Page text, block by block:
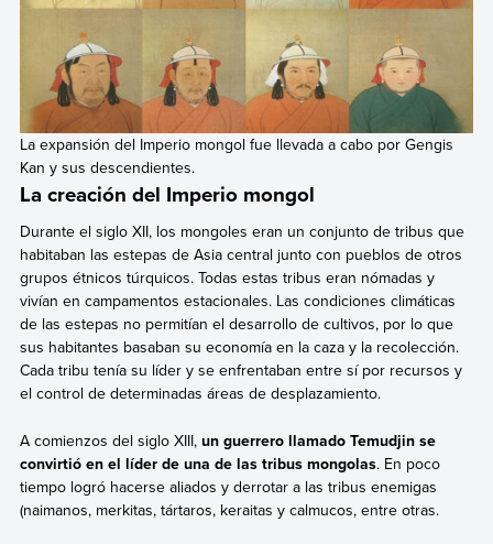
La expansión del Imperio mongol fue llevada a cabo por Gengis
Kan y sus descendientes.
La creación del Imperio mongol
Durante el siglo XII, los mongoles eran un conjunto de tribus que
habitaban las estepas de Asia central junto con pueblos de otros
grupos étnicos túrquicos. Todas estas tribus eran nómadas y
vivían en campamentos estacionales. Las condiciones climáticas
de las estepas no permitían el desarrollo de cultivos, por lo que
sus habitantes basaban su economía en la caza y la recolección.
Cada tribu tenía su líder y se enfrentaban entre sí por recursos y
el control de determinadas áreas de desplazamiento.
A comienzos del siglo XIII, un guerrero llamado Temudjin se
convirtió en el líder de una de las tribus mongolas. En poco
tiempo logró hacerse aliados y derrotar a las tribus enemigas
(naimanos, merkitas, tártaros, keraitas y calmucos, entre otras.